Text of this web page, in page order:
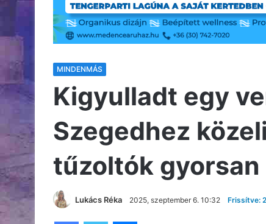
MINDENMÁS
Kigyulladt egy
Szegedhez
tűzoltók
Lukács Réka 2025, szeptember 6. 10:32 Frissítve: